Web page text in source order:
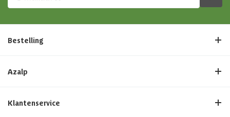
Bestelling
Azalp
Klantenservice